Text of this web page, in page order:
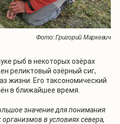
Фото: Григорий Маркевич
рыб в некоторых озёрах
реликтовый озёрный сиг,
жизни. Его таксономический
в ближайшее время.
значение для понимания
в условиях севера,